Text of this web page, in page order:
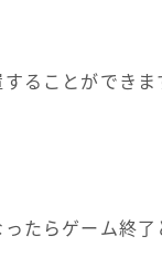
ることができま
たらゲーム終了